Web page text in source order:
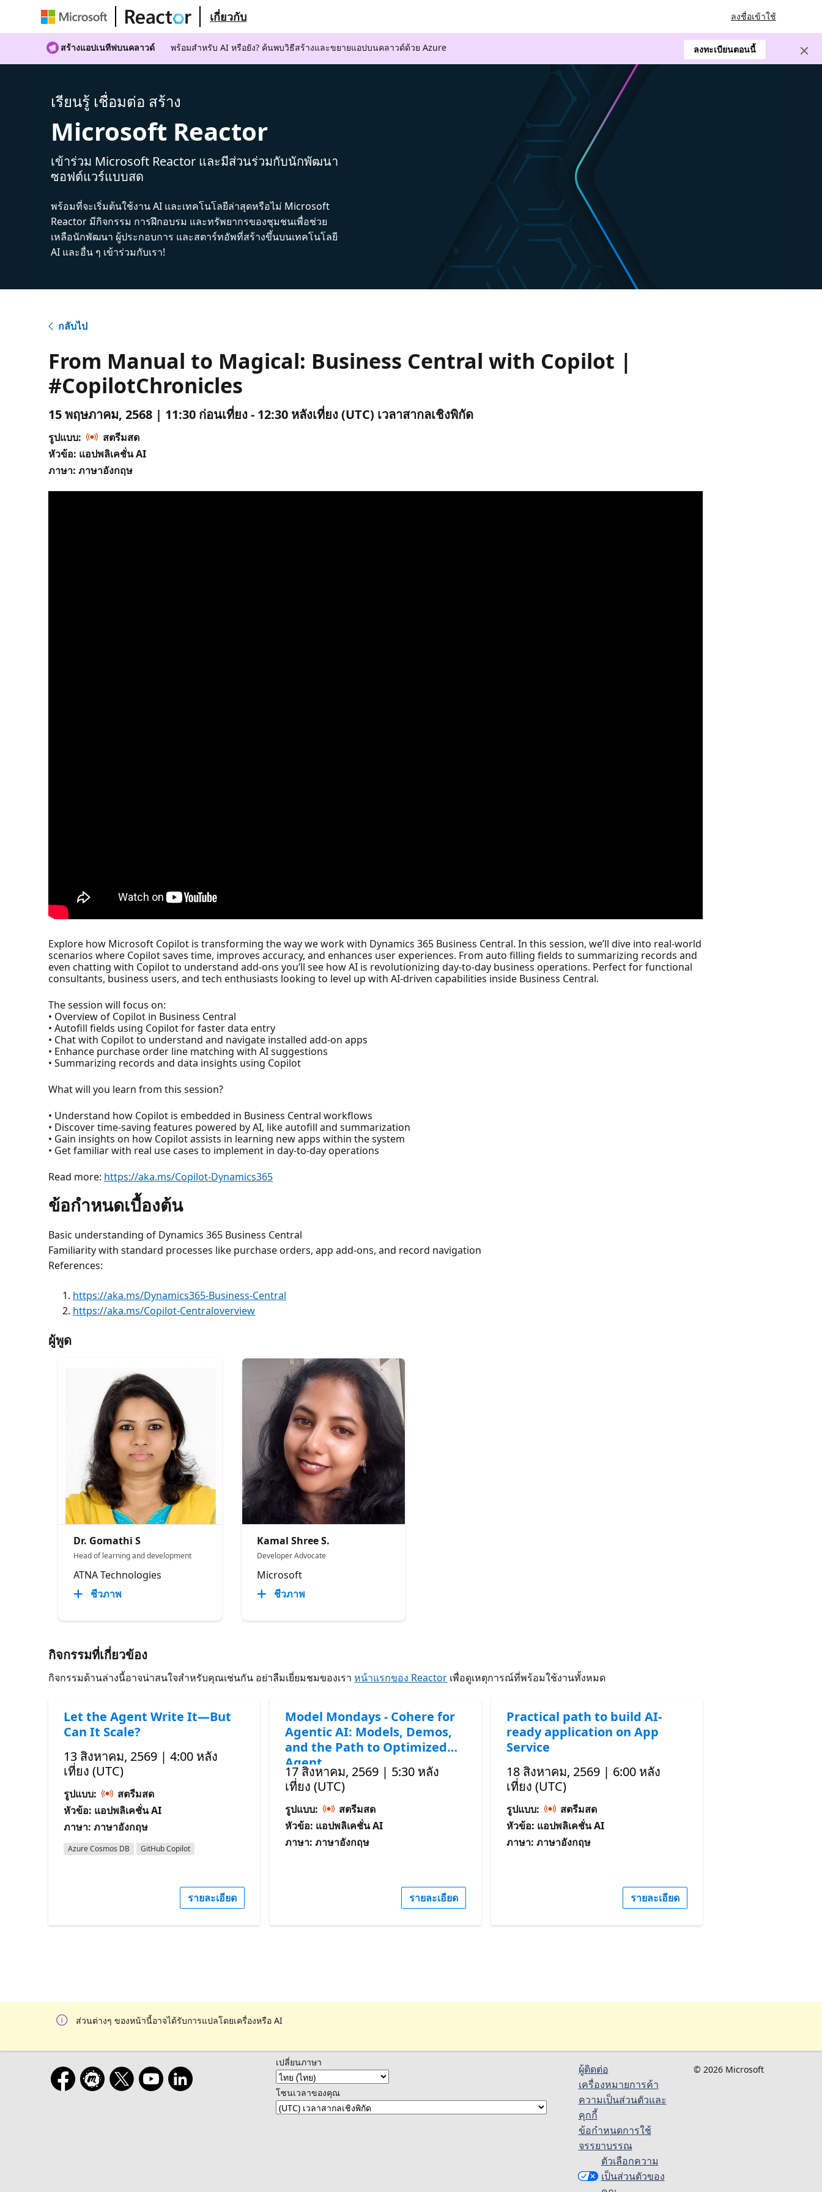
เกี่ยวกับ ลงชื่อเข้าใช้
สร้างแอปเนทีฟบนคลาวด์ พร้อมสําหรับ AI หรือยัง? ค้นพบวิธีสร้างและขยายแอปบนคลาวด์ด้วย Azure ลงทะเบียนตอนนี้
เรียนรู้ เชื่อมต่อ สร้าง
Microsoft Reactor
เข้าร่วม Microsoft Reactor และมีส่วนร่วมกับนักพัฒนา
ซอฟต์แวร์แบบสด
พร้อมที่จะเริ่มต้นใช้งาน AI และเทคโนโลยีล่าสุดหรือไม่ Microsoft
Reactor มีกิจกรรม การฝึกอบรม และทรัพยากรของชุมชนเพื่อช่วย
เหลือนักพัฒนา ผู้ประกอบการ และสตาร์ทอัพที่สร้างขึ้นบนเทคโนโลยี
AI และอื่น ๆ เข้าร่วมกับเรา!
กลับไป
From Manual to Magical: Business Central with Copilot |
#CopilotChronicles
15 พฤษภาคม, 2568 | 11:30 ก่อนเที่ยง - 12:30 หลังเที่ยง (UTC) เวลาสากลเชิงพิกัด
รูปแบบ:
สตรีมสด
หัวข้อ: แอปพลิเคชั่น AI
ภาษา: ภาษาอังกฤษ
Explore how Microsoft Copilot is transforming the way we work with Dynamics 365 Business Central. In this session, we’ll dive into real-world
scenarios where Copilot saves time, improves accuracy, and enhances user experiences. From auto filling fields to summarizing records and
even chatting with Copilot to understand add-ons you’ll see how AI is revolutionizing day-to-day business operations. Perfect for functional
consultants, business users, and tech enthusiasts looking to level up with AI-driven capabilities inside Business Central.
The session will focus on:
• Overview of Copilot in Business Central
• Autofill fields using Copilot for faster data entry
• Chat with Copilot to understand and navigate installed add-on apps
• Enhance purchase order line matching with AI suggestions
• Summarizing records and data insights using Copilot
What will you learn from this session?
• Understand how Copilot is embedded in Business Central workflows
• Discover time-saving features powered by AI, like autofill and summarization
• Gain insights on how Copilot assists in learning new apps within the system
• Get familiar with real use cases to implement in day-to-day operations
Read more: https://aka.ms/Copilot-Dynamics365
ข้อกำหนดเบื้องต้น
Basic understanding of Dynamics 365 Business Central
Familiarity with standard processes like purchase orders, app add-ons, and record navigation
References:
https://aka.ms/Dynamics365-Business-Central
https://aka.ms/Copilot-Centraloverview
ผู้พูด
Dr. Gomathi S
Head of learning and development
ATNA Technologies
ชีวภาพ
Kamal Shree S.
Developer Advocate
Microsoft
ชีวภาพ
กิจกรรมที่เกี่ยวข้อง
กิจกรรมด้านล่างนี้อาจน่าสนใจสําหรับคุณเช่นกัน อย่าลืมเยี่ยมชมของเราหน้าแรกของ Reactor เพื่อดูเหตุการณ์ที่พร้อมใช้งานทั้งหมด
Let the Agent Write It—But
Can It Scale?
13 สิงหาคม, 2569 | 4:00 หลัง
เที่ยง (UTC)
รูปแบบ:
สตรีมสด
หัวข้อ: แอปพลิเคชั่น AI
ภาษา: ภาษาอังกฤษ
Azure Cosmos DB GitHub Copilot
รายละเอียด
Model Mondays - Cohere for
Agentic AI: Models, Demos,
and the Path to Optimized
Agent
17 สิงหาคม, 2569 | 5:30 หลัง
เที่ยง (UTC)
รูปแบบ:
สตรีมสด
หัวข้อ: แอปพลิเคชั่น AI
ภาษา: ภาษาอังกฤษ
รายละเอียด
Practical path to build AI-
ready application on App
Service
18 สิงหาคม, 2569 | 6:00 หลัง
เที่ยง (UTC)
รูปแบบ:
สตรีมสด
หัวข้อ: แอปพลิเคชั่น AI
ภาษา: ภาษาอังกฤษ
รายละเอียด
ส่วนต่างๆ ของหน้านี้อาจได้รับการแปลโดยเครื่องหรือ AI
เปลี่ยนภาษา
โซนเวลาของคุณ
ผู้ติดต่อ
เครื่องหมายการค้า
ความเป็นส่วนตัวและ
คุกกี้
ข้อกำหนดการใช้
จรรยาบรรณ
ตัวเลือกความ
เป็นส่วนตัวของ
© 2026 Microsoft